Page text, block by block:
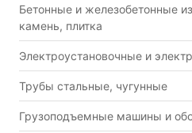
Бетонные и железобетонные
камень, плитка
Электроустановочные и
Трубы стальные, чугунные
Грузоподъемные машины и